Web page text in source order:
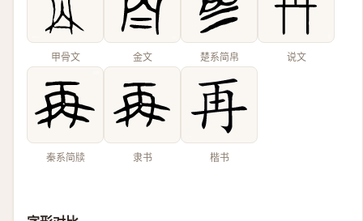
甲骨文 金文 楚系简帛 说文
秦系简牍 隶书 楷书